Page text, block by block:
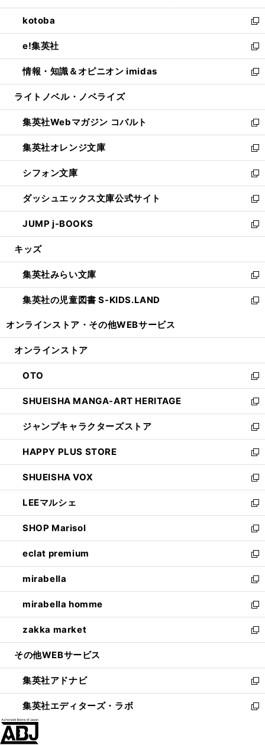
開
く
ウ
で
開
く
ン
ド
ウ
で
開
く
ウ
ィ
ン
ド
ウ
で
開
し
い
ウ
ィ
ン
ド
ウ
開
く
kotoba
新
し
い
ウ
ィ
ン
ウ
で
開
く
e!集英社
新
し
い
ウ
ン
ド
ウ
で
開
く
情報・知識＆オピニオン imidas
新
し
ウ
ィ
ン
ド
ウ
で
開
く
ライトノベル・ノベライズ
集英社Webマガジン コバルト
新
し
い
ウ
ィ
ン
ド
ウ
で
開
集英社オレンジ文庫
新
し
い
ウ
ィ
ン
ド
ウ
開
く
シフォン文庫
新
し
い
ウ
ィ
ン
ウ
で
開
く
ダッシュエックス文庫公式サイト
新
し
い
ウ
ン
ド
ウ
で
JUMP j-BOOKS
新
し
ウ
ィ
ン
ド
開
キッズ
集英社みらい文庫
新
し
い
ン
ウ
で
開
く
集英社の児童図書 S-KIDS.LAND
新
ウ
ン
ド
ウ
で
開
く
オンラインストア・ その他WEBサービス
オンラインストア
OTO
新
し
い
ウ
ィ
ン
ド
ウ
で
開
く
SHUEISHA MANGA-ART HERITAGE
新
し
い
ウ
ィ
ン
ド
ウ
で
開
く
ジャンプキャラクターズストア
新
し
い
ウ
ィ
ン
ド
ウ
で
開
く
HAPPY PLUS STORE
新
し
い
ウ
ィ
ン
ド
ウ
で
開
く
SHUEISHA VOX
新
し
い
ウ
ィ
ン
ド
ウ
で
開
く
LEEマルシェ
新
し
い
ウ
ィ
ン
ド
ウ
で
開
く
SHOP Marisol
新
し
い
ウ
ィ
ン
ド
ウ
で
開
eclat premium
新
し
い
ウ
ィ
ン
ド
ウ
開
く
mirabella
新
し
い
ウ
ィ
ン
ウ
で
開
く
mirabella homme
新
し
い
ウ
ン
ド
ウ
で
zakka market
新
し
ウ
ィ
ン
ド
その他WEBサービス
集英社アドナビ
新
し
い
集英社エディターズ・ラボ
新